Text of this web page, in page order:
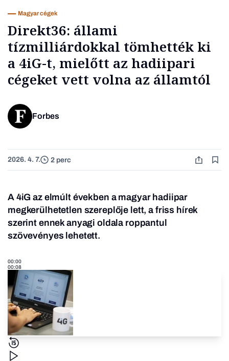
Üzlet
Magyar cégek
Direkt36: állami
tízmilliárdokkal tömhették ki
a 4iG-t, mielőtt az hadiipari
cégeket vett volna az államtól
Forbes
2026. 4. 7. 2 perc
A 4iG az elmúlt években a magyar hadiipar
megkerülhetetlen szereplője lett, a friss hírek
szerint ennek anyagi oldala roppantul
szövevényes lehetett.
00:00
00:08